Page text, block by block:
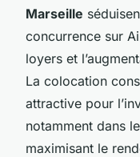
Marseille
concurrence sur
loyers et
La colocation
attractive pour
notamment dans
maximisant le